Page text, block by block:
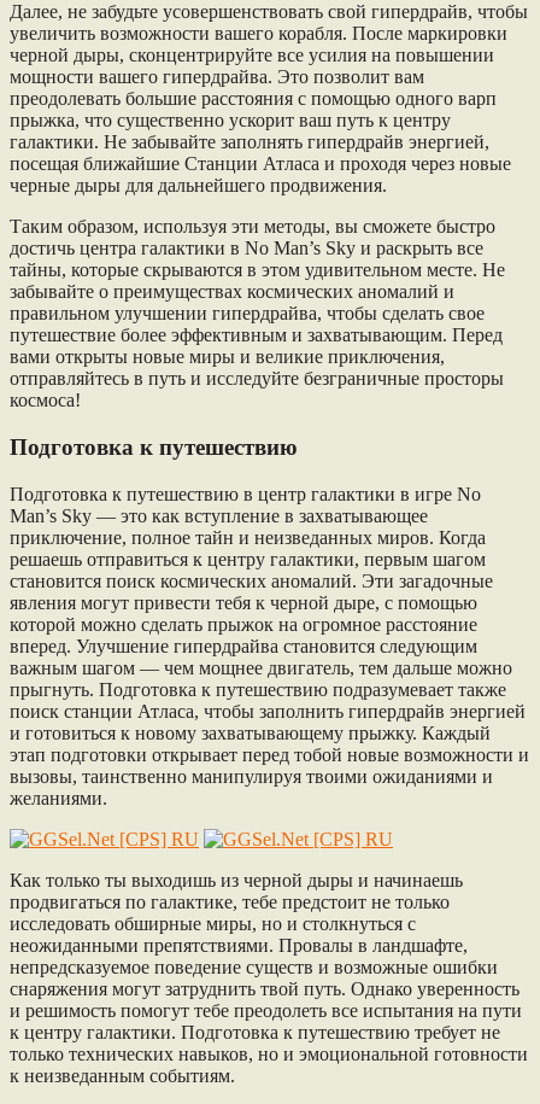
Далее, не забудьте усовершенствовать свой гипердрайв, чтобы
увеличить возможности вашего корабля. После маркировки
черной дыры, сконцентрируйте все усилия на повышении
мощности вашего гипердрайва. Это позволит вам
преодолевать большие расстояния с помощью одного варп
прыжка, что существенно ускорит ваш путь к центру
галактики. Не забывайте заполнять гипердрайв энергией,
посещая ближайшие Станции Атласа и проходя через новые
черные дыры для дальнейшего продвижения.
Таким образом, используя эти методы, вы сможете быстро
достичь центра галактики в No Man’s Sky и раскрыть все
тайны, которые скрываются в этом удивительном месте. Не
забывайте о преимуществах космических аномалий и
правильном улучшении гипердрайва, чтобы сделать свое
путешествие более эффективным и захватывающим. Перед
вами открыты новые миры и великие приключения,
отправляйтесь в путь и исследуйте безграничные просторы
космоса!
Подготовка к путешествию
Подготовка к путешествию в центр галактики в игре No
Man’s Sky — это как вступление в захватывающее
приключение, полное тайн и неизведанных миров. Когда
решаешь отправиться к центру галактики, первым шагом
становится поиск космических аномалий. Эти загадочные
явления могут привести тебя к черной дыре, с помощью
которой можно сделать прыжок на огромное расстояние
вперед. Улучшение гипердрайва становится следующим
важным шагом — чем мощнее двигатель, тем дальше можно
прыгнуть. Подготовка к путешествию подразумевает также
поиск станции Атласа, чтобы заполнить гипердрайв энергией
и готовиться к новому захватывающему прыжку. Каждый
этап подготовки открывает перед тобой новые возможности и
вызовы, таинственно манипулируя твоими ожиданиями и
желаниями.
Как только ты выходишь из черной дыры и начинаешь
продвигаться по галактике, тебе предстоит не только
исследовать обширные миры, но и столкнуться с
неожиданными препятствиями. Провалы в ландшафте,
непредсказуемое поведение существ и возможные ошибки
снаряжения могут затруднить твой путь. Однако уверенность
и решимость помогут тебе преодолеть все испытания на пути
к центру галактики. Подготовка к путешествию требует не
только технических навыков, но и эмоциональной готовности
к неизведанным событиям.